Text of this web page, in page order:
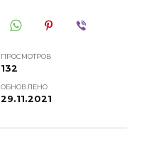
ПРОСМОТРОВ
132
ОБНОВЛЕНО
29.11.2021